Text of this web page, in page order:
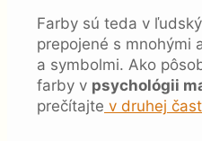
Farby sú teda v
prepojené s mnohými
a symbolmi. Ako
farby v psychológii
prečítajte v druhej